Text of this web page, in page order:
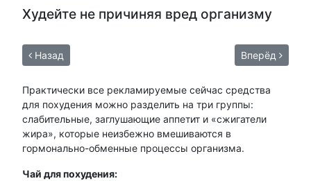
Худейте не причиняя вред организму
Назад Вперёд
Практически все рекламируемые сейчас средства
для похудения можно разделить на три группы:
слабительные, заглушающие аппетит и «сжигатели
жира», которые неизбежно вмешиваются в
гормонально-обменные процессы организма.
Чай для похудения: